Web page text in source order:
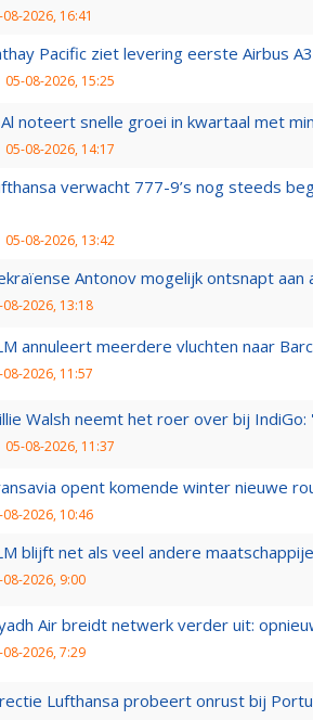
08-2026, 16:41
Pacific ziet levering eerste Airbus
05-08-2026, 15:25
Al noteert snelle groei in kwartaal met
05-08-2026, 14:17
verwacht 777-9’s nog steeds
05-08-2026, 13:42
Antonov mogelijk ontsnapt aan
08-2026, 13:18
annuleert meerdere vluchten naar
08-2026, 11:57
Walsh neemt het roer over bij
05-08-2026, 11:37
opent komende winter nieuwe
08-2026, 10:46
blijft net als veel andere
08-2026, 9:00
Air breidt netwerk verder uit:
08-2026, 7:29
Lufthansa probeert onrust bij